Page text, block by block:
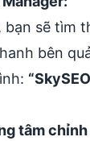
bạn sẽ tìm
bên
tâm chỉnh